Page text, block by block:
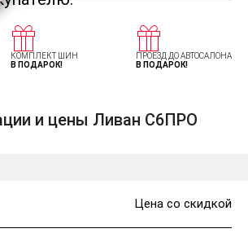
КОМПЛЕКТ ШИН
В ПОДАРОК!
ПРОЕЗД ДО АВТОСАЛОНА
В ПОДАРОК!
и цены Ливан С6ПРО
Цена со скидкой